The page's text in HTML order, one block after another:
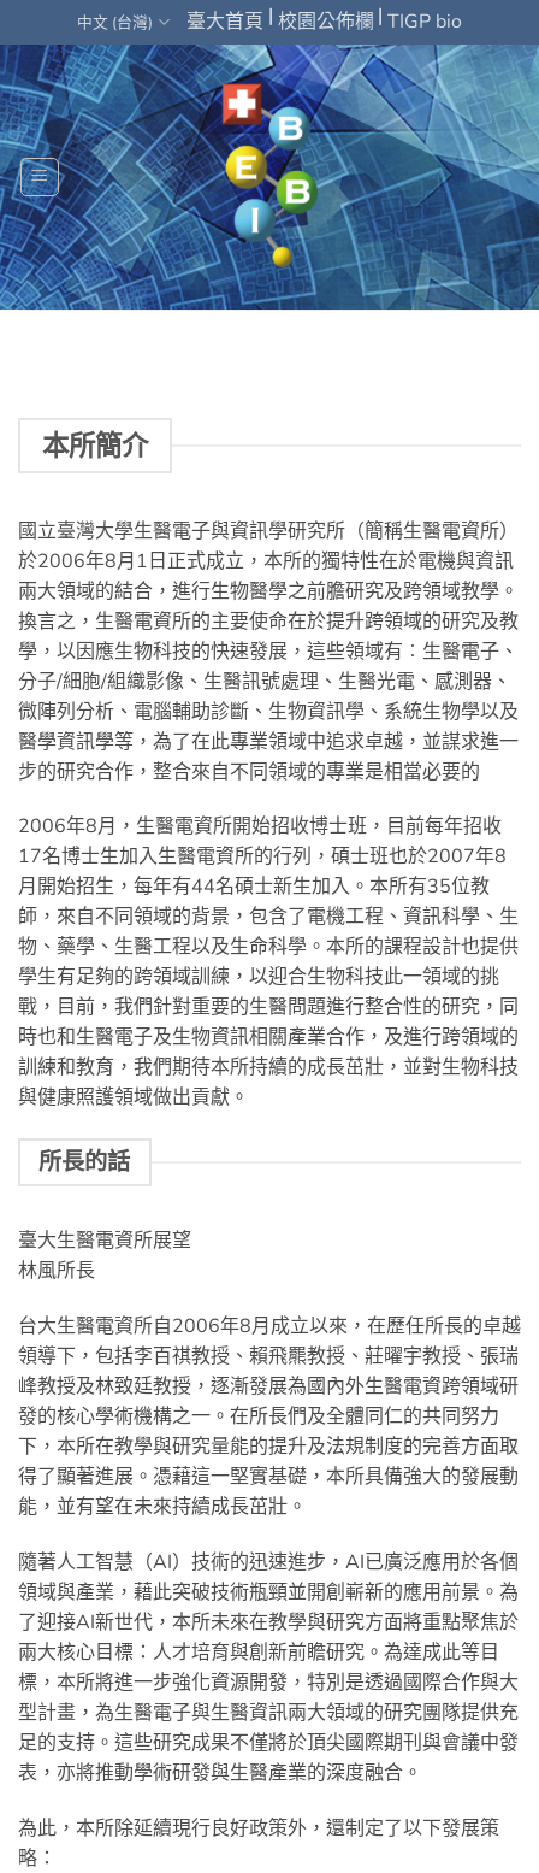
to
content
中文 (台灣) 臺大首頁 | 校園公佈欄 | TIGP bio
本所簡介
國立臺灣大學生醫電子與資訊學研究所（簡稱生醫電資所）
於2006年8月1日正式成立，本所的獨特性在於電機與資訊
兩大領域的結合，進行生物醫學之前膽研究及跨領域教學。
換言之，生醫電資所的主要使命在於提升跨領域的研究及教
學，以因應生物科技的快速發展，這些領域有︰生醫電子、
分子/細胞/組織影像、生醫訊號處理、生醫光電、感測器、
微陣列分析、電腦輔助診斷、生物資訊學、系統生物學以及
醫學資訊學等，為了在此專業領域中追求卓越，並謀求進一
步的研究合作，整合來自不同領域的專業是相當必要的
2006年8月，生醫電資所開始招收博士班，目前每年招收
17名博士生加入生醫電資所的行列，碩士班也於2007年8
月開始招生，每年有44名碩士新生加入。本所有35位教
師，來自不同領域的背景，包含了電機工程、資訊科學、生
物、藥學、生醫工程以及生命科學。本所的課程設計也提供
學生有足夠的跨領域訓練，以迎合生物科技此一領域的挑
戰，目前，我們針對重要的生醫問題進行整合性的研究，同
時也和生醫電子及生物資訊相關產業合作，及進行跨領域的
訓練和教育，我們期待本所持續的成長茁壯，並對生物科技
與健康照護領域做出貢獻。
所長的話
臺大生醫電資所展望
林風所長
台大生醫電資所自2006年8月成立以來，在歷任所長的卓越
領導下，包括李百祺教授、賴飛羆教授、莊曜宇教授、張瑞
峰教授及林致廷教授，逐漸發展為國內外生醫電資跨領域研
發的核心學術機構之一。在所長們及全體同仁的共同努力
下，本所在教學與研究量能的提升及法規制度的完善方面取
得了顯著進展。憑藉這一堅實基礎，本所具備強大的發展動
能，並有望在未來持續成長茁壯。
隨著人工智慧（AI）技術的迅速進步，AI已廣泛應用於各個
領域與產業，藉此突破技術瓶頸並開創嶄新的應用前景。為
了迎接AI新世代，本所未來在教學與研究方面將重點聚焦於
兩大核心目標：人才培育與創新前瞻研究。為達成此等目
標，本所將進一步強化資源開發，特別是透過國際合作與大
型計畫，為生醫電子與生醫資訊兩大領域的研究團隊提供充
足的支持。這些研究成果不僅將於頂尖國際期刊與會議中發
表，亦將推動學術研發與生醫產業的深度融合。
為此，本所除延續現行良好政策外，還制定了以下發展策
略：